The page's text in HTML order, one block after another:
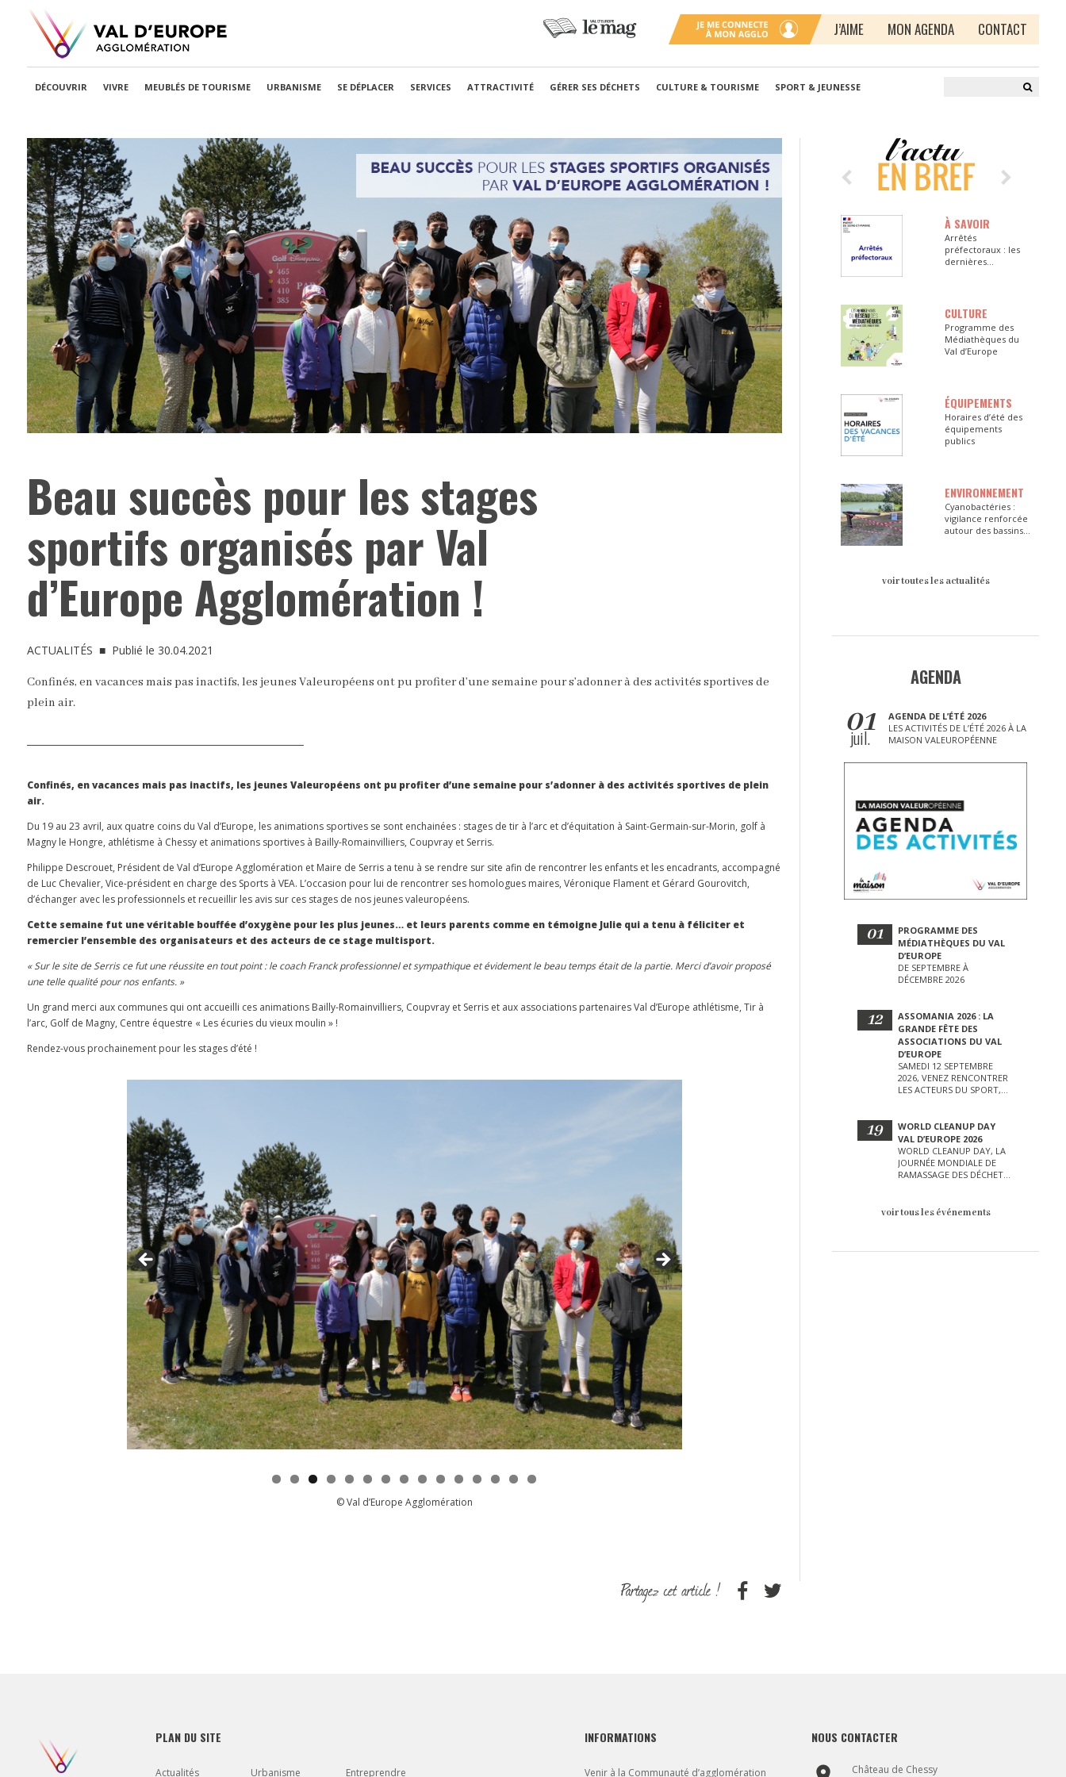
J’AIME MON AGENDA CONTACT
DÉCOUVRIR VIVRE MEUBLÉS DE TOURISME URBANISME SE DÉPLACER SERVICES ATTRACTIVITÉ GÉRER SES DÉCHETS CULTURE & TOURISME SPORT & JEUNESSE
Beau succès pour les stages
sportifs organisés par Val
d’Europe Agglomération !
ACTUALITÉS ■ Publié le 30.04.2021
Confinés, en vacances mais pas inactifs, les jeunes Valeuropéens ont pu profiter d’une semaine pour s’adonner à des activités sportives de
plein air.
Confinés, en vacances mais pas inactifs, les jeunes Valeuropéens ont pu profiter d’une semaine pour s’adonner à des activités sportives de plein
air.
Du 19 au 23 avril, aux quatre coins du Val d’Europe, les animations sportives se sont enchainées : stages de tir à l’arc et d’équitation à Saint-Germain-sur-Morin, golf à
Magny le Hongre, athlétisme à Chessy et animations sportives à Bailly-Romainvilliers, Coupvray et Serris.
Philippe Descrouet, Président de Val d’Europe Agglomération et Maire de Serris a tenu à se rendre sur site afin de rencontrer les enfants et les encadrants, accompagné
de Luc Chevalier, Vice-président en charge des Sports à VEA. L’occasion pour lui de rencontrer ses homologues maires, Véronique Flament et Gérard Gourovitch,
d’échanger avec les professionnels et recueillir les avis sur ces stages de nos jeunes valeuropéens.
Cette semaine fut une véritable bouffée d’oxygène pour les plus jeunes… et leurs parents comme en témoigne Julie qui a tenu à féliciter et
remercier l’ensemble des organisateurs et des acteurs de ce stage multisport.
« Sur le site de Serris ce fut une réussite en tout point : le coach Franck professionnel et sympathique et évidement le beau temps était de la partie. Merci d’avoir proposé
une telle qualité pour nos enfants. »
Un grand merci aux communes qui ont accueilli ces animations Bailly-Romainvilliers, Coupvray et Serris et aux associations partenaires Val d’Europe athlétisme, Tir à
l’arc, Golf de Magny, Centre équestre « Les écuries du vieux moulin » !
Rendez-vous prochainement pour les stages d’été !
© Val d’Europe Agglomération
À SAVOIR
Arrêtés
préfectoraux : les
dernières
CULTURE
Programme des
Médiathèques du
Val d’Europe
ÉQUIPEMENTS
Horaires d’été des
équipements
publics
ENVIRONNEMENT
Cyanobactéries :
vigilance renforcée
autour des bassins
voir toutes les actualités
AGENDA
01
juil.
AGENDA DE L’ÉTÉ 2026
LES ACTIVITÉS DE L’ÉTÉ 2026 À LA
MAISON VALEUROPÉENNE
01
PROGRAMME DES
MÉDIATHÈQUES DU VAL
D’EUROPE
DE SEPTEMBRE À
DÉCEMBRE 2026
12
ASSOMANIA 2026 : LA
GRANDE FÊTE DES
ASSOCIATIONS DU VAL
D’EUROPE
SAMEDI 12 SEPTEMBRE
2026, VENEZ RENCONTRER
LES ACTEURS DU SPORT,
D’AUTRES LORS DE CETTE
JOURNÉE EXCEPTIONNELLE.
19
WORLD CLEANUP DAY
VAL D’EUROPE 2026
WORLD CLEANUP DAY, LA
JOURNÉE MONDIALE DE
RAMASSAGE DES DÉCHETS
D’EUROPE !
voir tous les événements
PLAN DU SITE
Actualités Urbanisme Entreprendre
INFORMATIONS
Venir à la Communauté d’agglomération
NOUS CONTACTER
Château de Chessy